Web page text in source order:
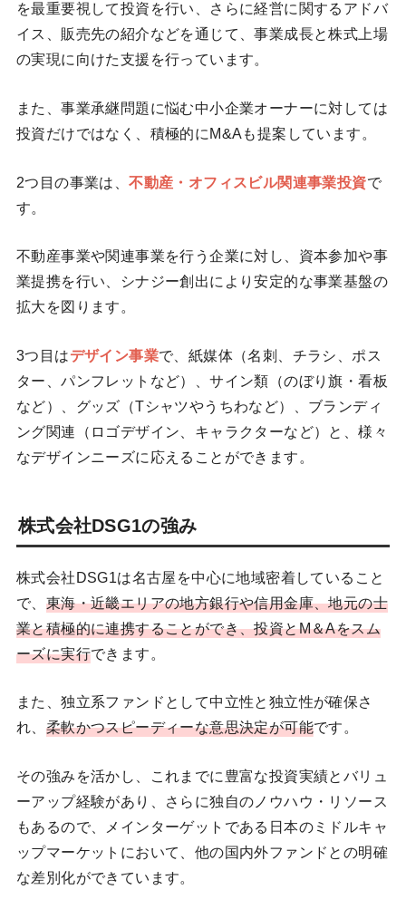
を最重要視して投資を行い、さらに経営に関するアドバ
イス、販売先の紹介などを通じて、事業成長と株式上場
の実現に向けた支援を行っています。
また、事業承継問題に悩む中小企業オーナーに対しては
投資だけではなく、積極的にM&Aも提案しています。
2つ目の事業は、不動産・オフィスビル関連事業投資で
す。
不動産事業や関連事業を行う企業に対し、資本参加や事
業提携を行い、シナジー創出により安定的な事業基盤の
拡大を図ります。
3つ目はデザイン事業で、紙媒体（名刺、チラシ、ポス
ター、パンフレットなど）、サイン類（のぼり旗・看板
など）、グッズ（Tシャツやうちわなど）、ブランディ
ング関連（ロゴデザイン、キャラクターなど）と、様々
なデザインニーズに応えることができます。
株式会社DSG1の強み
株式会社DSG1は名古屋を中心に地域密着していること
で、 東海・近畿エリアの地方銀行や信用金庫、地元の士
業と積極的に連携することができ、投資とM＆Aをスム
ーズに実行できます。
また、独立系ファンドとして中立性と独立性が確保さ
れ、 柔軟かつスピーディーな意思決定が可能です。
その強みを活かし、これまでに豊富な投資実績とバリュ
ーアップ経験があり、さらに独自のノウハウ・リソース
もあるので、メインターゲットである日本のミドルキャ
ップマーケットにおいて、他の国内外ファンドとの明確
な差別化ができています。